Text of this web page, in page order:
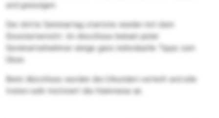
und gesungen.
Der dritte Seminartag startete wieder mit dem
Einzelunterricht. Im Anschluss bekam jeder
Seminarteilnehmer einige ganz individuelle Tipps zum
Üben.
Beim Abschluss wurden die Urkunden verteilt und alle
traten sehr motiviert die Heimreise an.